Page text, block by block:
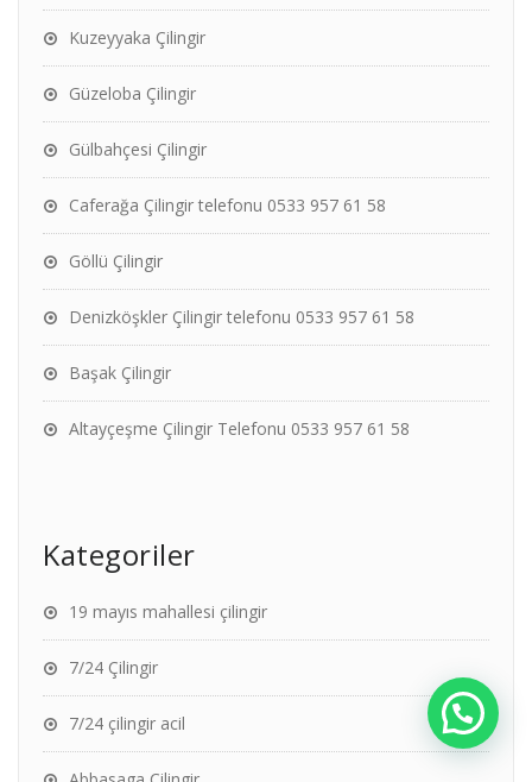
Kuzeyyaka Çilingir
Güzeloba Çilingir
Gülbahçesi Çilingir
Caferağa Çilingir telefonu 0533 957 61 58
Göllü Çilingir
Denizköşkler Çilingir telefonu 0533 957 61 58
Başak Çilingir
Altayçeşme Çilingir Telefonu 0533 957 61 58
Kategoriler
19 mayıs mahallesi çilingir
7/24 Çilingir
7/24 çilingir acil